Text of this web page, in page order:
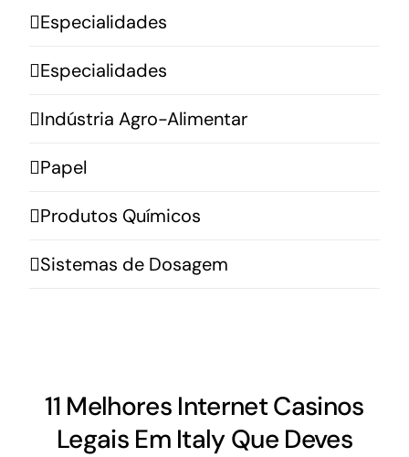
Especialidades
Especialidades
Indústria Agro-Alimentar
Papel
Produtos Químicos
Sistemas de Dosagem
11 Melhores Internet Casinos
Legais Em Italy Que Deves